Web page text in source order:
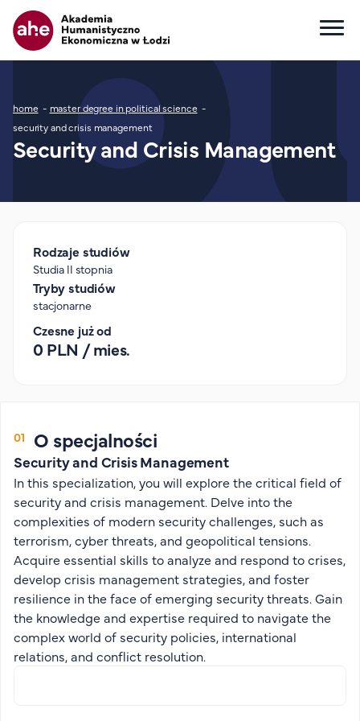
Główna nawigacja
Dla kandydata
Wszystkie kierunki
Studia I stopnia
Study in English
Wydziały
Opłaty za studia
Dla studenta
Zjazdy
Dyżury prorektorów
O rekrutacji
Jak zostać studentem AHE
Biuro rekrutacji
Zasady przyjęcia na studia
Harmonogram przyjęć na studia
O PUW
O nas
Ścieżka nawigacyjna
home
master degree in political science
security and crisis management
Security and Crisis Management
Rodzaje studiów
Studia II stopnia
Tryby studiów
stacjonarne
Czesne już od
0 PLN / mies.
O specjalności
Security and Crisis Management
In this specialization, you will explore the critical field of
security and crisis management. Delve into the
complexities of modern security challenges, such as
terrorism, cyber threats, and geopolitical tensions.
Acquire essential skills to analyze and respond to crises,
develop crisis management strategies, and foster
resilience in the face of emerging security threats. Gain
the knowledge and expertise required to navigate the
complex world of security policies, international
relations, and conflict resolution.